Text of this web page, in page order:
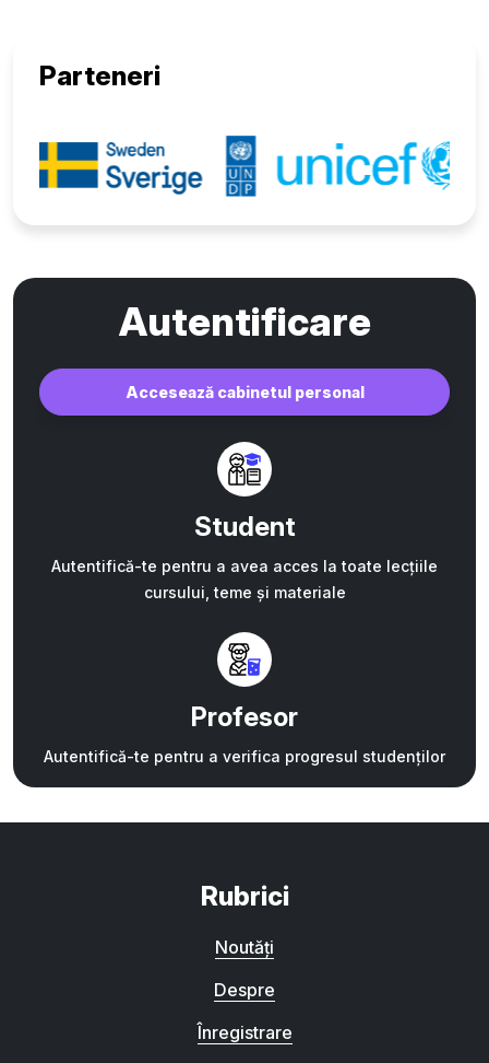
Parteneri
Autentificare
Accesează cabinetul personal
Student
Autentifică-te pentru a avea acces la toate lecțiile
cursului, teme și materiale
Profesor
Autentifică-te pentru a verifica progresul studenților
Rubrici
Noutăți
Despre
Înregistrare